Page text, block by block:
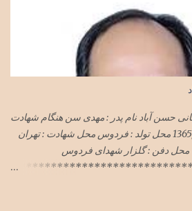
حسن آباد نام پدر : مهدی سن هنگام شهادت
: 47 سال تاریخ تولد : 1365/11/28 محل تولد : فردوس محل شهادت : تهران
تاریخ شهادت : 1404/03/27 محل دفن : گلزار شهدای فردوس